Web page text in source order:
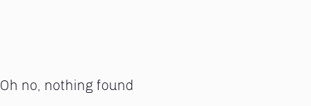
Oh no, nothing found